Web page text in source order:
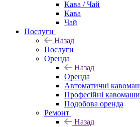
Кава / Чай
Кава
Чай
Послуги
Назад
Послуги
Оренда
Назад
Оренда
Автоматичні
Професійні
Подобова оренда
Ремонт
Назад